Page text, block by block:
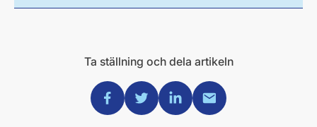
Ta ställning och dela artikeln
Dela via Facebook
Dela via Twitter
Dela via Linkedin
Dela via Mail